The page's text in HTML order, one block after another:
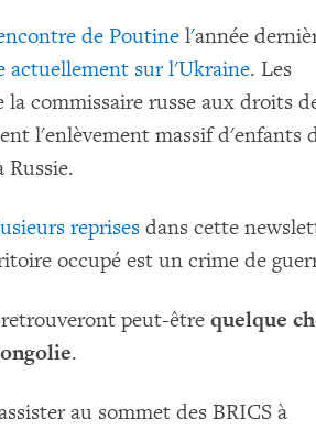
de Poutine l'année
actuellement sur l'Ukraine. Les
commissaire russe aux droits
l'enlèvement massif d'enfants
Russie.
reprises dans cette
occupé est un crime de
peut-être quelque
.
au sommet des BRICS à